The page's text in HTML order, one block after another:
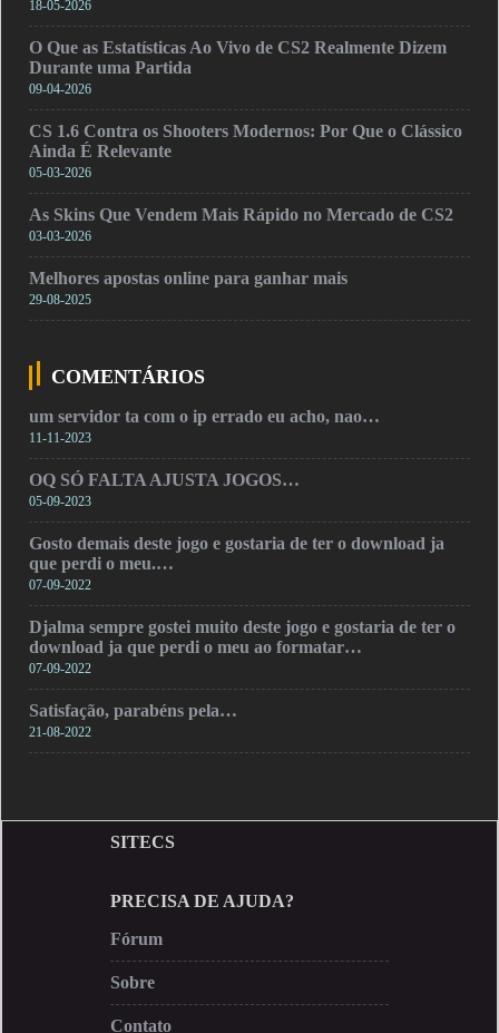
18-05-2026
O Que as Estatísticas Ao Vivo de CS2 Realmente Dizem
Durante uma Partida
09-04-2026
CS 1.6 Contra os Shooters Modernos: Por Que o Clássico
Ainda É Relevante
05-03-2026
As Skins Que Vendem Mais Rápido no Mercado de CS2
03-03-2026
Melhores apostas online para ganhar mais
29-08-2025
COMENTÁRIOS
um servidor ta com o ip errado eu acho, nao…
11-11-2023
OQ SÓ FALTA AJUSTA JOGOS…
05-09-2023
Gosto demais deste jogo e gostaria de ter o download ja
que perdi o meu.…
07-09-2022
Djalma sempre gostei muito deste jogo e gostaria de ter o
download ja que perdi o meu ao formatar…
07-09-2022
Satisfação, parabéns pela…
21-08-2022
SITECS
PRECISA DE AJUDA?
Fórum
Sobre
Contato